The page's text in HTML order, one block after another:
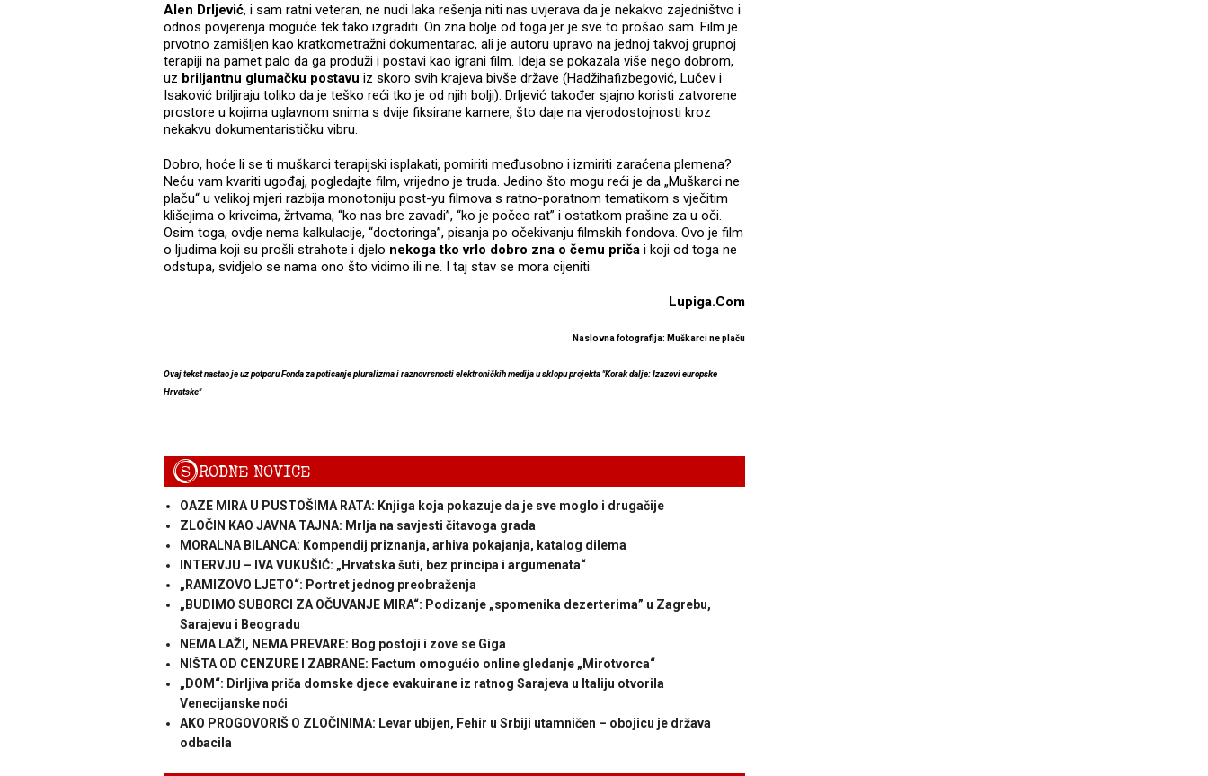
Alen Drljević, i sam ratni veteran, ne nudi laka rešenja niti nas uvjerava da je nekakvo zajedništvo i
odnos povjerenja moguće tek tako izgraditi. On zna bolje od toga jer je sve to prošao sam. Film je
prvotno zamišljen kao kratkometražni dokumentarac, ali je autoru upravo na jednoj takvoj grupnoj
terapiji na pamet palo da ga produži i postavi kao igrani film. Ideja se pokazala više nego dobrom,
uz briljantnu glumačku postavu iz skoro svih krajeva bivše države (Hadžihafizbegović, Lučev i
Isaković briljiraju toliko da je teško reći tko je od njih bolji). Drljević također sjajno koristi zatvorene
prostore u kojima uglavnom snima s dvije fiksirane kamere, što daje na vjerodostojnosti kroz
nekakvu dokumentarističku vibru.
Dobro, hoće li se ti muškarci terapijski isplakati, pomiriti međusobno i izmiriti zaraćena plemena?
Neću vam kvariti ugođaj, pogledajte film, vrijedno je truda. Jedino što mogu reći je da „Muškarci ne
plaču“ u velikoj mjeri razbija monotoniju post-yu filmova s ratno-poratnom tematikom s vječitim
klišejima o krivcima, žrtvama, “ko nas bre zavadi”, “ko je počeo rat” i ostatkom prašine za u oči.
Osim toga, ovdje nema kalkulacije, “doctoringa”, pisanja po očekivanju filmskih fondova. Ovo je film
o ljudima koji su prošli strahote i djelo nekoga tko vrlo dobro zna o čemu priča i koji od toga ne
odstupa, svidjelo se nama ono što vidimo ili ne. I taj stav se mora cijeniti.
Lupiga.Com
Naslovna fotografija: Muškarci ne plaču
Ovaj tekst nastao je uz potporu Fonda za poticanje pluralizma i raznovrsnosti elektroničkih medija u sklopu projekta "Korak dalje: Izazovi europske
Hrvatske"
SRODNE NOVICE
OAZE MIRA U PUSTOŠIMA RATA: Knjiga koja pokazuje da je sve moglo i drugačije
ZLOČIN KAO JAVNA TAJNA: Mrlja na savjesti čitavoga grada
MORALNA BILANCA: Kompendij priznanja, arhiva pokajanja, katalog dilema
INTERVJU – IVA VUKUŠIĆ: „Hrvatska šuti, bez principa i argumenata“
„RAMIZOVO LJETO“: Portret jednog preobraženja
„BUDIMO SUBORCI ZA OČUVANJE MIRA“: Podizanje „spomenika dezerterima” u Zagrebu,
Sarajevu i Beogradu
NEMA LAŽI, NEMA PREVARE: Bog postoji i zove se Giga
NIŠTA OD CENZURE I ZABRANE: Factum omogućio online gledanje „Mirotvorca“
„DOM“: Dirljiva priča domske djece evakuirane iz ratnog Sarajeva u Italiju otvorila
Venecijanske noći
AKO PROGOVORIŠ O ZLOČINIMA: Levar ubijen, Fehir u Srbiji utamničen – obojicu je država
odbacila